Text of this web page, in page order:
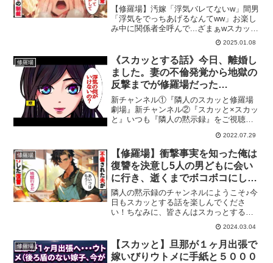
呼んで…ざまぁwスカッとする話
【修羅場】汚嫁「浮気バレてないw」間男
「浮気をでっちあげるなんてww」お楽し
み中に関係者全呼んで...ざまぁwスカッと
する話この動画はフィクションとして制
作されたエンターテインメント作品で
す。 登場人物やストーリーはすべて架空
のものであり、...
2025.01.08
修羅場
《スカッとする話》今日、離婚し
ました。妻の不倫発覚から地獄の
反撃までが修羅場だった…
新チャンネル①『隣人のスカッと修羅場
劇場』新チャンネル②『スカッと×スカッ
と』いつも『隣人の黙示録』をご視聴い
は「隠されていたものが明らかにされ
る」という意味であり、あなたの隣人に
隠された人生の一部を切り...
2022.07.29
修羅場
【修羅場】衝撃事実を知った俺は
復讐を決意し5人の男どもに会い
に行き、逝くまでボコボコにし
た…人生を破滅させる方法しか思
いつかない…スカッとする話
隣人の黙示録のチャンネルにようこそ♪今
日もスカッとする話を楽しんでくださ
い！ちなみに、皆さんはスカっとする話
はお好きですか？アニメ系、ライン
(LINE)系など様々なスカッとする動画が
たくさんあると思いますが、隣人の黙示
録では実話や2ch(2...
2024.03.04
修羅場
【スカッと】旦那が１ヶ月出張で
嫁いびりウトメに手紙と５０００